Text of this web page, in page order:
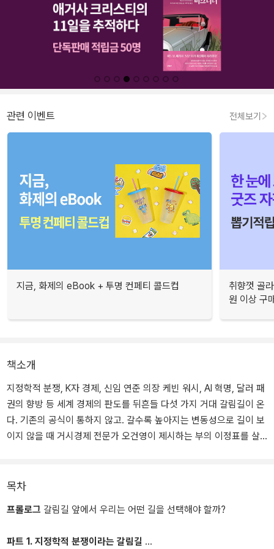
관련 이벤트 전체보기
지금, 화제의 eBook + 투명 컨페티 콜드컵
취향껏 골
원 이상 구
책소개
지정학적 분쟁, K자 경제, 신임 연준 의장 케빈 워시, AI 혁명, 달러 패
권의 향방 등 세계 경제의 판도를 뒤흔들 다섯 가지 거대 갈림길이 온
다. 기존의 공식이 통하지 않고. 갈수록 높아지는 변동성으로 길이 보
이지 않을 때 거시경제 전문가 오건영이 제시하는 부의 이정표를 살
트럼프 2기로 시작된 예측 불가능한 관세 정책, 이란 사태로 재조명
자들을 유례없는 혼돈 속으로 밀어 넣었다. 어제의 정답이 오늘의 오
목차
프롤로그 갈림길 앞에서 우리는 어떤 길을 선택해야 할까?
파트 1. 지정학적 분쟁이라는 갈림길